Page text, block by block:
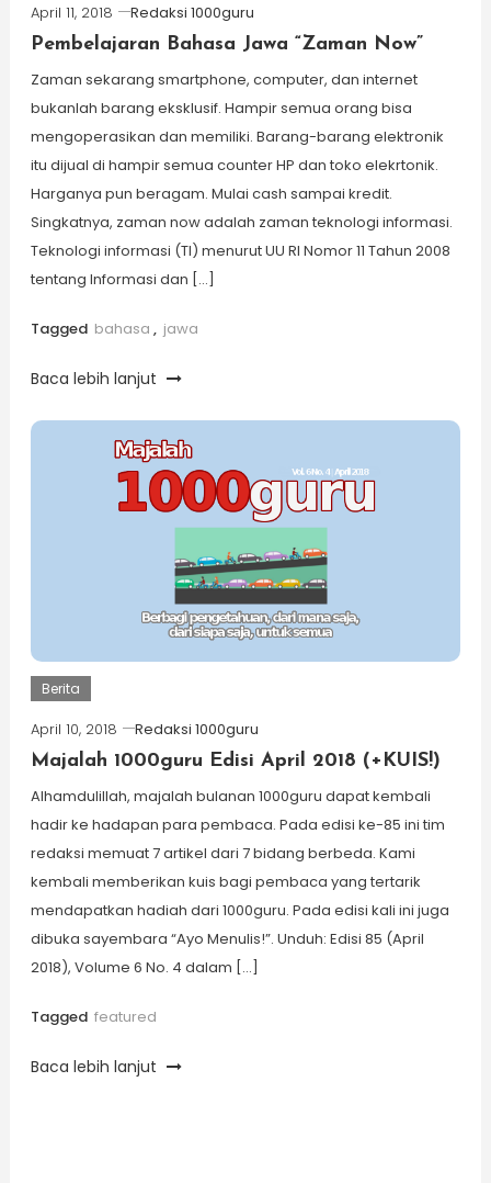
April 11, 2018
Redaksi 1000guru
Pembelajaran Bahasa Jawa “Zaman Now”
Zaman sekarang smartphone, computer, dan internet
bukanlah barang eksklusif. Hampir semua orang bisa
mengoperasikan dan memiliki. Barang-barang elektronik
itu dijual di hampir semua counter HP dan toko elekrtonik.
Harganya pun beragam. Mulai cash sampai kredit.
Singkatnya, zaman now adalah zaman teknologi informasi.
Teknologi informasi (TI) menurut UU RI Nomor 11 Tahun 2008
tentang Informasi dan […]
Tagged bahasa , jawa
Baca lebih lanjut
Berita
April 10, 2018
Redaksi 1000guru
Majalah 1000guru Edisi April 2018 (+KUIS!)
Alhamdulillah, majalah bulanan 1000guru dapat kembali
hadir ke hadapan para pembaca. Pada edisi ke-85 ini tim
redaksi memuat 7 artikel dari 7 bidang berbeda. Kami
kembali memberikan kuis bagi pembaca yang tertarik
mendapatkan hadiah dari 1000guru. Pada edisi kali ini juga
dibuka sayembara “Ayo Menulis!”. Unduh: Edisi 85 (April
2018), Volume 6 No. 4 dalam […]
Tagged featured
Baca lebih lanjut